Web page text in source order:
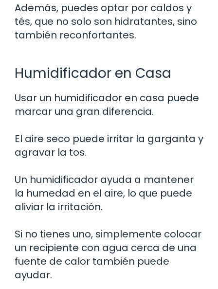
Además, puedes optar por caldos y
tés, que no solo son hidratantes, sino
también reconfortantes.
Humidificador en Casa
Usar un humidificador en casa puede
marcar una gran diferencia.
El aire seco puede irritar la garganta y
agravar la tos.
Un humidificador ayuda a mantener
la humedad en el aire, lo que puede
aliviar la irritación.
Si no tienes uno, simplemente colocar
un recipiente con agua cerca de una
fuente de calor también puede
ayudar.